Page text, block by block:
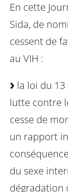
En cette
Sida, de
cessent de
au VIH :
la loi du
lutte contre
cesse de
un rapport
du sexe
dégradation